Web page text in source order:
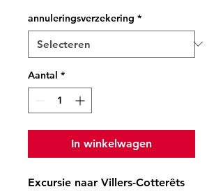
annuleringsverzekering *
Aantal *
In winkelwagen
Excursie naar Villers-Cotterêts